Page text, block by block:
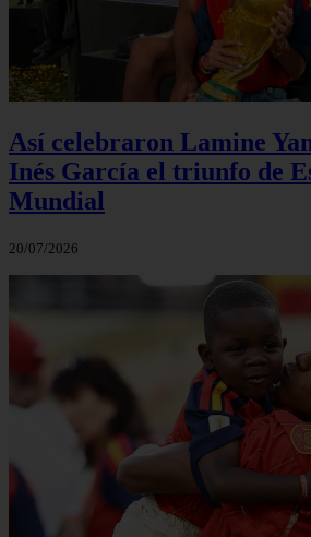
Así celebraron Lamine
Inés García el triunfo de
Mundial
20/07/2026